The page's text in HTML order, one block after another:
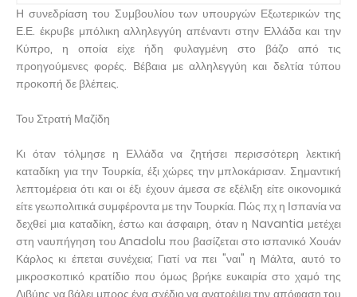
Η συνεδρίαση του Συμβουλίου των υπουργών Εξωτερικών της
Ε.Ε. έκρυβε μπόλικη αλληλεγγύη απέναντι στην Ελλάδα και την
Κύπρο, η οποία είχε ήδη φυλαγμένη στο βάζο από τις
προηγούμενες φορές. Βέβαια με αλληλεγγύη και δελτία τύπου
προκοπή δε βλέπεις.
Του Στρατή Μαζίδη
Κι όταν τόλμησε η Ελλάδα να ζητήσει περισσότερη λεκτική
καταδίκη για την Τουρκία, έξι χώρες την μπλοκάρισαν. Σημαντική
λεπτομέρεια ότι και οι έξι έχουν άμεσα σε εξέλιξη είτε οικονομικά
είτε γεωπολιτικά συμφέροντα με την Τουρκία. Πώς πχ η Ισπανία να
δεχθεί μια καταδίκη, έστω και άσφαιρη, όταν η Navantia μετέχει
στη ναυπήγηση του Anadolu που βασίζεται στο ισπανικό Χουάν
Κάρλος κι έπεται συνέχεια; Γιατί να πει "ναι" η Μάλτα, αυτό το
μικροσκοπικό κρατίδιο που όμως βρήκε ευκαιρία στο χαμό της